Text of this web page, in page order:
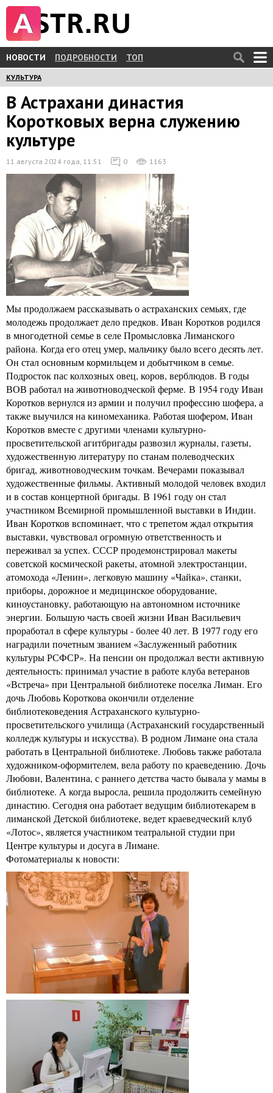
НОВОСТИ ПОДРОБНОСТИ ТОП
КУЛЬТУРА
В Астрахани династия
Коротковых верна служению
культуре
11 августа 2024 года, 11:51 0 1163
Мы продолжаем рассказывать о астраханских семьях, где
молодежь продолжает дело предков. Иван Коротков родился
в многодетной семье в селе Промысловка Лиманского
района. Когда его отец умер, мальчику было всего десять лет.
Он стал основным кормильцем и добытчиком в семье.
Подросток пас колхозных овец, коров, верблюдов. В годы
ВОВ работал на животноводческой ферме. В 1954 году Иван
Коротков вернулся из армии и получил профессию шофера, а
также выучился на киномеханика. Работая шофером, Иван
Коротков вместе с другими членами культурно-
просветительской агитбригады развозил журналы, газеты,
художественную литературу по станам полеводческих
бригад, животноводческим точкам. Вечерами показывал
художественные фильмы. Активный молодой человек входил
и в состав концертной бригады. В 1961 году он стал
участником Всемирной промышленной выставки в Индии.
Иван Коротков вспоминает, что с трепетом ждал открытия
выставки, чувствовал огромную ответственность и
переживал за успех. СССР продемонстрировал макеты
советской космической ракеты, атомной электростанции,
атомохода «Ленин», легковую машину «Чайка», станки,
приборы, дорожное и медицинское оборудование,
киноустановку, работающую на автономном источнике
энергии. Большую часть своей жизни Иван Васильевич
проработал в сфере культуры - более 40 лет. В 1977 году его
наградили почетным званием «Заслуженный работник
культуры РСФСР». На пенсии он продолжал вести активную
деятельность: принимал участие в работе клуба ветеранов
«Встреча» при Центральной библиотеке поселка Лиман. Его
дочь Любовь Короткова окончили отделение
библиотековедения Астраханского культурно-
просветительского училища (Астраханский государственный
колледж культуры и искусства). В родном Лимане она стала
работать в Центральной библиотеке. Любовь также работала
художником-оформителем, вела работу по краеведению. Дочь
Любови, Валентина, с раннего детства часто бывала у мамы в
библиотеке. А когда выросла, решила продолжить семейную
династию. Сегодня она работает ведущим библиотекарем в
лиманской Детской библиотеке, ведет краеведческий клуб
«Лотос», является участником театральной студии при
Центре культуры и досуга в Лимане.
Фотоматериалы к новости: